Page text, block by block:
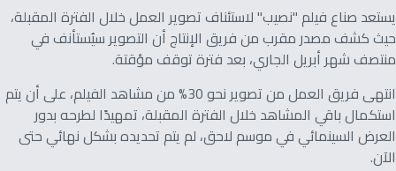
يستعد صناع فيلم "نصيب" لاستئناف تصوير العمل خلال الفترة المقبلة،
حيث كشف مصدر مقرب من فريق الإنتاج أن التصوير سيُستأنف في
منتصف شهر أبريل الجاري، بعد فترة توقف مؤقتة.
انتهى فريق العمل من تصوير نحو 30% من مشاهد الفيلم، على أن يتم
استكمال باقي المشاهد خلال الفترة المقبلة، تمهيدًا لطرحه بدور
العرض السينمائي في موسم لاحق، لم يتم تحديده بشكل نهائي حتى
الآن.